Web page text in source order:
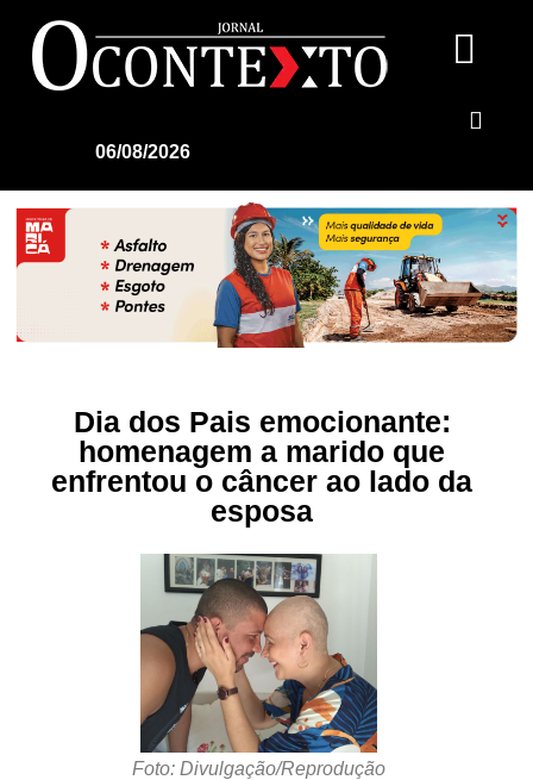
06/08/2026
Dia dos Pais emocionante:
homenagem a marido que
enfrentou o câncer ao lado da
esposa
Foto: Divulgação/Reprodução